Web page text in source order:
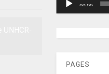
00:00
PAGES